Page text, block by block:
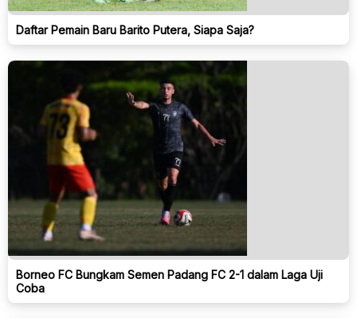
Daftar Pemain Baru Barito Putera, Siapa Saja?
Borneo FC Bungkam Semen Padang FC 2-1 dalam Laga Uji
Coba